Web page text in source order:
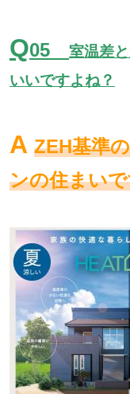
Q05
室温差
いいですよね？
A ZEH基準
ンの住まい